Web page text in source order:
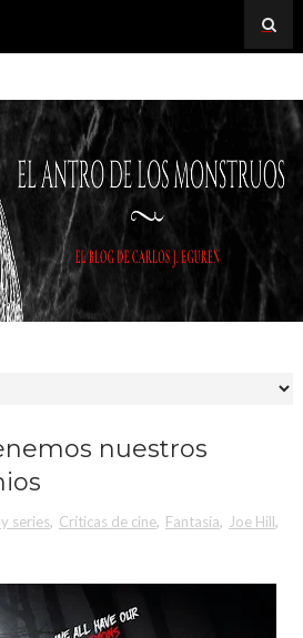
nuestros
series, Críticas de cine, Fantasía, Joe Hill,